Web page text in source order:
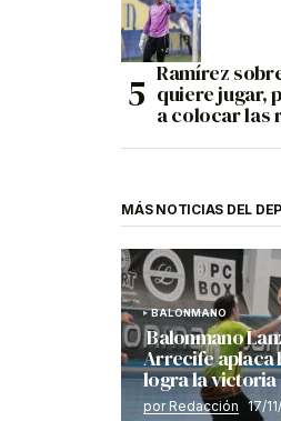
Ramírez
quiere jugar,
a colocar las
MÁS NOTICIAS DEL
BALONMANO
Balonmano
Arrecife aplaca
logra la victoria
por Redacción 17/